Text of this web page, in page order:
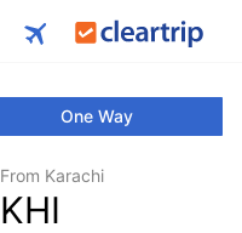
One Way
From Karachi
KHI